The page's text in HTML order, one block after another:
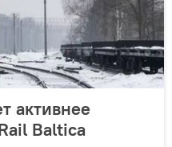
активнее
Baltica